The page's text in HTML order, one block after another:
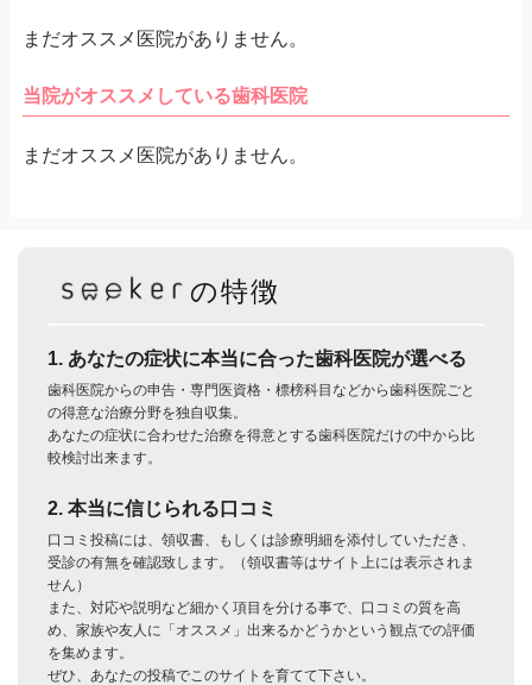
まだオススメ医院がありません。
当院がオススメしている歯科医院
まだオススメ医院がありません。
の特徴
1. あなたの症状に本当に合った歯科医院が選べる
歯科医院からの申告・専門医資格・標榜科目などから歯科医院ごと
の得意な治療分野を独自収集。
あなたの症状に合わせた治療を得意とする歯科医院だけの中から比
較検討出来ます。
2. 本当に信じられる口コミ
口コミ投稿には、領収書、もしくは診療明細を添付していただき、
受診の有無を確認致します。（領収書等はサイト上には表示されま
せん）
また、対応や説明など細かく項目を分ける事で、口コミの質を高
め、家族や友人に「オススメ」出来るかどうかという観点での評価
を集めます。
ぜひ、あなたの投稿でこのサイトを育てて下さい。